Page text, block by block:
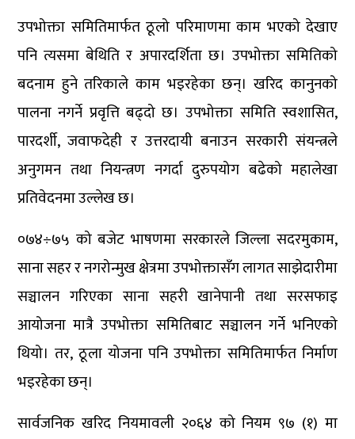
उपभोक्ता समितिमार्फत ठूलो परिमाणमा काम भएको देखाए
पनि त्यसमा बेथिति र अपारदर्शिता छ। उपभोक्ता समितिको
बदनाम हुने तरिकाले काम भइरहेका छन्। खरिद कानुनको
पालना नगर्ने प्रवृत्ति बढ्दो छ। उपभोक्ता समिति स्वशासित,
पारदर्शी, जवाफदेही र उत्तरदायी बनाउन सरकारी संयन्त्रले
अनुगमन तथा नियन्त्रण नगर्दा दुरुपयोग बढेको महालेखा
प्रतिवेदनमा उल्लेख छ।
०७४÷७५ को बजेट भाषणमा सरकारले जिल्ला सदरमुकाम,
साना सहर र नगरोन्मुख क्षेत्रमा उपभोक्तासँग लागत साझेदारीमा
सञ्चालन गरिएका साना सहरी खानेपानी तथा सरसफाइ
आयोजना मात्रै उपभोक्ता समितिबाट सञ्चालन गर्ने भनिएको
थियो। तर, ठूला योजना पनि उपभोक्ता समितिमार्फत निर्माण
भइरहेका छन्।
सार्वजनिक खरिद नियमावली २०६४ को नियम ९७ (१) मा